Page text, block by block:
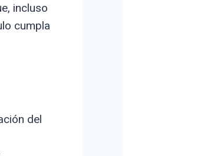
incluso
cumpla
del